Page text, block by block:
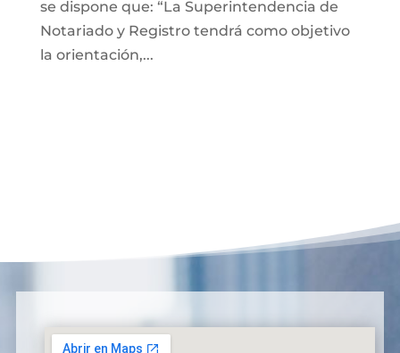
se dispone que: “La Superintendencia de
Notariado y Registro tendrá como objetivo
la orientación,...